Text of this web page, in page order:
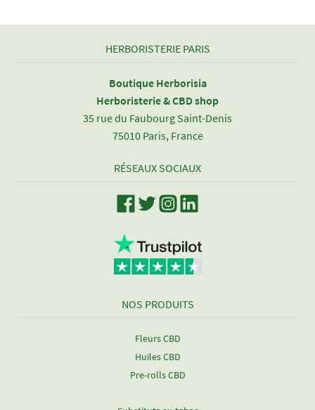
racines
100
naturelles
HERBORISTERIE PARIS
Boutique Herborisia
Herboristerie & CBD shop
35 rue du Faubourg Saint-Denis
75010 Paris, France
RÉSEAUX SOCIAUX
NOS PRODUITS
Fleurs CBD
Huiles CBD
Pre-rolls CBD